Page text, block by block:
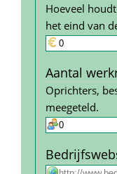
Hoeveel
het eind van
Aantal
Oprichters,
meegeteld.